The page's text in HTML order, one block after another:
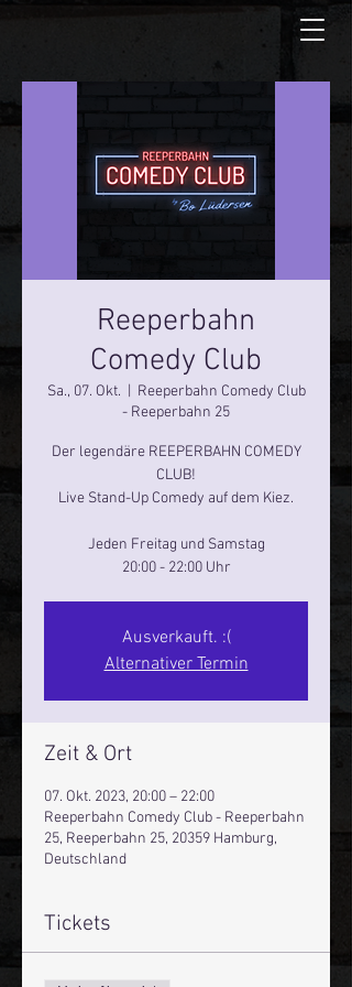
Reeperbahn
Comedy Club
Sa., 07. Okt.
Reeperbahn Comedy Club
- Reeperbahn 25
Der legendäre REEPERBAHN COMEDY
CLUB!
Live Stand-Up Comedy auf dem Kiez.
Jeden Freitag und Samstag
20:00 - 22:00 Uhr
Ausverkauft. :(
Alternativer Termin
Zeit & Ort
07. Okt. 2023, 20:00 – 22:00
Reeperbahn Comedy Club - Reeperbahn
25, Reeperbahn 25, 20359 Hamburg,
Deutschland
Tickets